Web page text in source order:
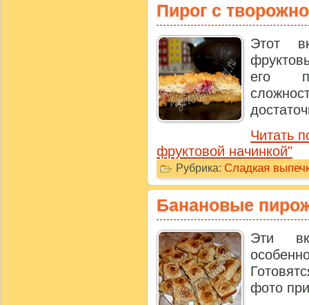
Пирог с
Этот
его
Читать
фруктовой начинкой"
Рубрика: Сладкая
Банановые
Эти
фото